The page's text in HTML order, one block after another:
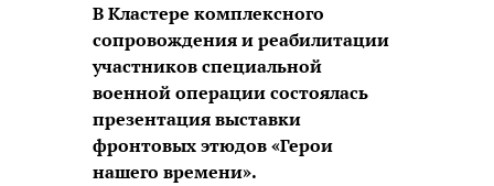
В Кластере комплексного
сопровождения и реабилитации
участников специальной
военной операции состоялась
презентация выставки
фронтовых этюдов «Герои
нашего времени».